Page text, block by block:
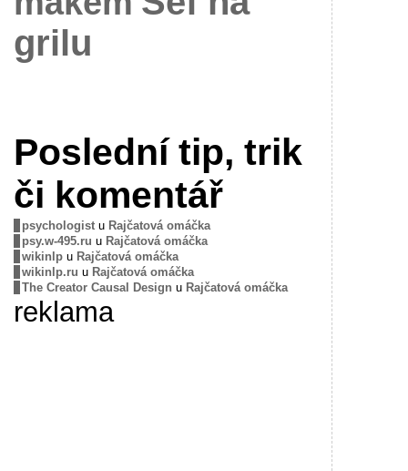
grilu
Poslední tip, trik
či komentář
psychologistu Rajčatová omáčka
psy.w-495.ru u Rajčatová omáčka
wikinlpu Rajčatová omáčka
wikinlp.ru u Rajčatová omáčka
The Creator Causal Design u Rajčatová omáčka
reklama